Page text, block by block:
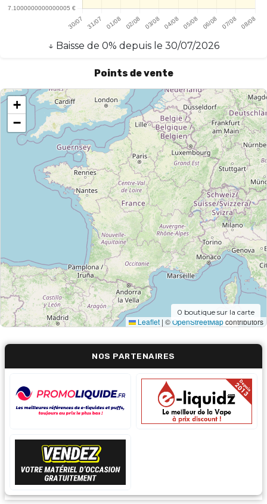
↓ Baisse de 0% depuis le 30/07/2026
Points de vente
+
−
Leaflet | ©OpenStreetMapcontributors
0 boutique sur la carte
NOS PARTENAIRES